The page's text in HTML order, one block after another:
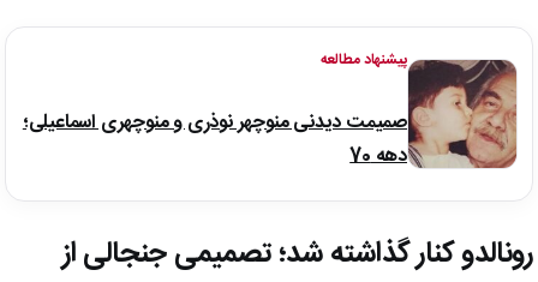
پیشنهاد مطالعه
صمیمت دیدنی منوچهر نوذری و منوچهری اسماعیلی؛
دهه 70
رونالدو کنار گذاشته شد؛ تصمیمی جنجالی از